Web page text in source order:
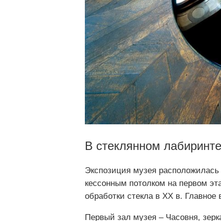
В стеклянном лабиринте
Экспозиция музея
кессонным потолком на первом
обработки стекла в XX в.
Первый зал музея ‒ Часовня,